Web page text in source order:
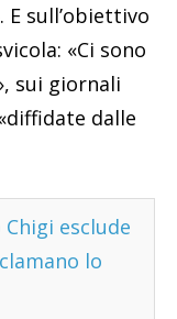
E sull’obiettivo
«Ci sono
sui giornali
dalle
Chigi esclude
lo